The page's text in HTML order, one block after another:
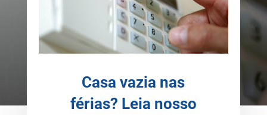
Casa vazia nas
férias? Leia nosso